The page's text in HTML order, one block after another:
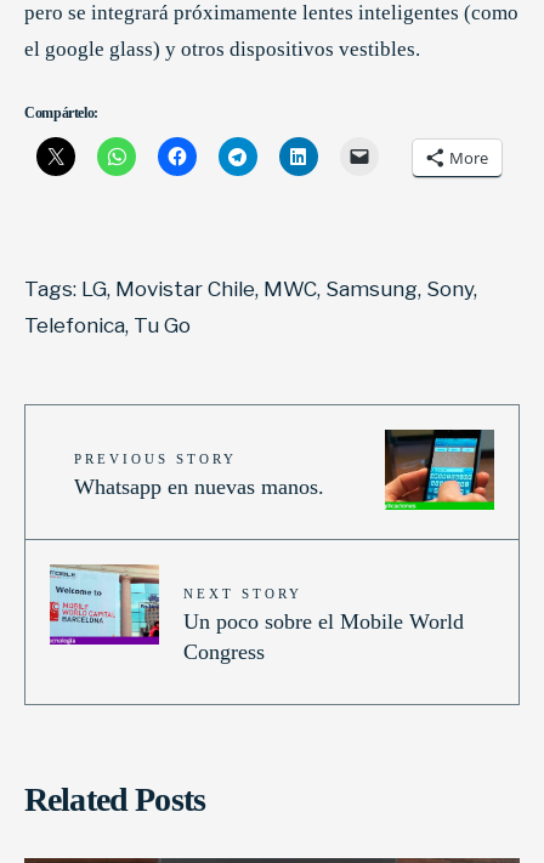
pero se integrará próximamente lentes inteligentes (como
el google glass) y otros dispositivos vestibles.
Compártelo:
More
Tags: LG, Movistar Chile, MWC, Samsung, Sony,
Telefonica, Tu Go
PREVIOUS STORY
Whatsapp en nuevas manos.
NEXT STORY
Un poco sobre el Mobile World
Congress
Related Posts